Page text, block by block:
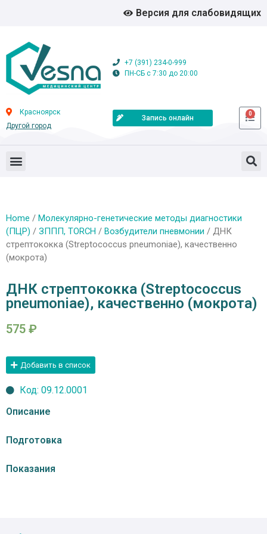
Версия для слабовидящих
+7 (391) 234-0-999
ПН-СБ с 7:30 до 20:00
Красноярск
Другой город
Запись онлайн
0
Home / Молекулярно-генетические методы диагностики
(ПЦР) / ЗППП, TORCH / Возбудители пневмонии / ДНК
стрептококка (Streptococcus pneumoniae), качественно
(мокрота)
ДНК стрептококка (Streptococcus
pneumoniae), качественно (мокрота)
575 ₽
Добавить в список
Код: 09.12.0001
Описание
Подготовка
Показания